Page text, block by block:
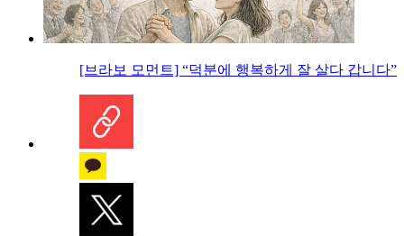
[브라보 모먼트] “덕분에 행복하게 잘 살다 갑니다”